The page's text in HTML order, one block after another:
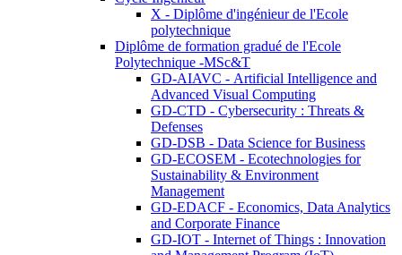
X - Diplôme d'ingénieur de l'Ecole
polytechnique
Diplôme de formation gradué de l'Ecole
Polytechnique -MSc&T
GD-AIAVC - Artificial Intelligence and
Advanced Visual Computing
GD-CTD - Cybersecurity : Threats &
Defenses
GD-DSB - Data Science for Business
GD-ECOSEM - Ecotechnologies for
Sustainability & Environment
Management
GD-EDACF - Economics, Data Analytics
and Corporate Finance
GD-IOT - Internet of Things : Innovation